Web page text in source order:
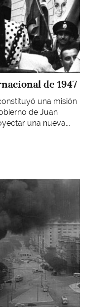
de 1947
una misión
de Juan
una nueva...